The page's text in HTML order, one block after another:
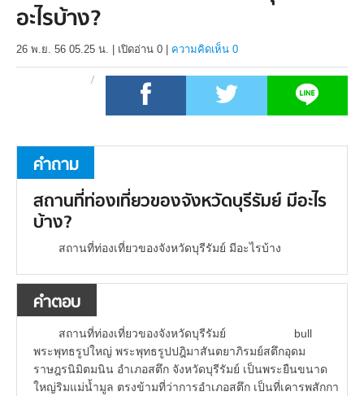
อะไรบ้าง?
26 พ.ย. 56 05.25 น. เปิดอ่าน 0 ความคิดเห็น 0
คำถาม
สถานที่ท่องเที่ยวของจังหวัดบุรีรัมย์ มีอะไร
บ้าง?
สถานที่ท่องเที่ยวของจังหวัดบุรีรัมย์ มีอะไรบ้าง
คำตอบ
สถานที่ท่องเที่ยวของจังหวัดบุรีรัมย์ bull
พระพุทธรูปใหญ่ พระพุทธรูปปฎิมาสันตยาภิรมย์สตึกอุดม
ราษฎรนิมิตมนิน อำเภอสตึก จังหวัดบุรีรัมย์ เป็นพระยืนขนาด
ใหญ่ริมแม่น้ำมูล ตรงข้ามที่ว่าการอำเภอสตึก เป็นที่เคารพสักกา